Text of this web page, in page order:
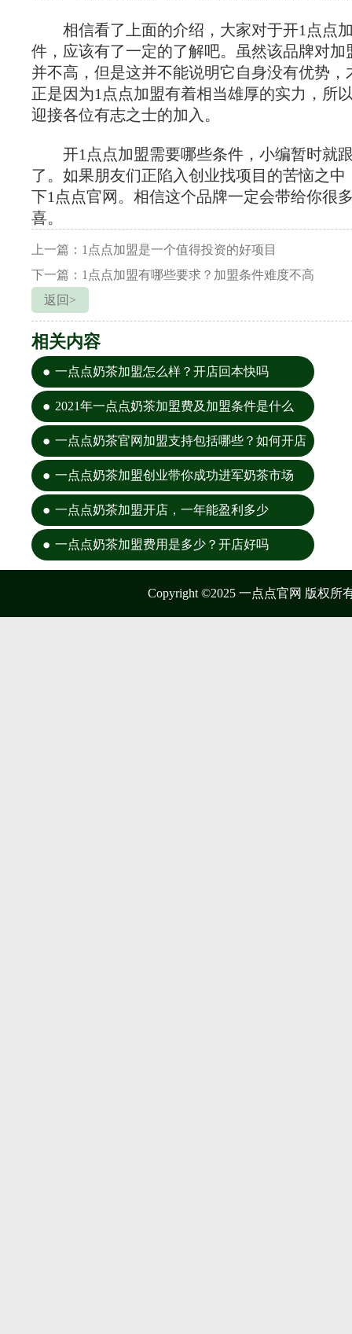
相信看了上面的介绍，大家对于开1点点
件，应该有了一定的了解吧。虽然该品牌对加
并不高，但是这并不能说明它自身没有优势，
正是因为1点点加盟有着相当雄厚的实力，所
迎接各位有志之士的加入。
开1点点加盟需要哪些条件，小编暂时就
了。如果朋友们正陷入创业找项目的苦恼之中
下1点点官网。相信这个品牌一定会带给你很
喜。
上一篇：1点点加盟是一个值得投资的好项目
下一篇：1点点加盟有哪些要求？加盟条件难度不高
返回>
相关内容
一点点奶茶加盟怎么样？开店回本快吗
2021年一点点奶茶加盟费及加盟条件是什么
一点点奶茶官网加盟支持包括哪些？如何开店
一点点奶茶加盟创业带你成功进军奶茶市场
一点点奶茶加盟开店，一年能盈利多少
一点点奶茶加盟费用是多少？开店好吗
Copyright ©2025 一点点官网 版权所